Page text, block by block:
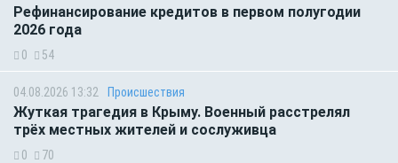
Рефинансирование кредитов в первом полугодии
2026 года
0 54
04.08.2026 13:32 Происшествия
Жуткая трагедия в Крыму. Военный расстрелял
трёх местных жителей и сослуживца
0 70